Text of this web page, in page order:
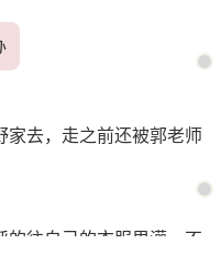
家去，走之前还被郭老师
往自己的衣服里灌，不